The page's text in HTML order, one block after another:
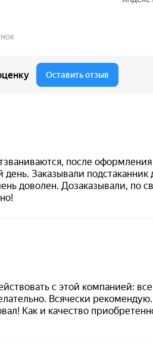
интерьера;
подделки..
каждого экспоната;
особенностей и
предметов из
— это окно в мир
Альбом
перечень
фарфорового
моделировки.
издания подчёркивает
альбом — это сокровище
Издание станет